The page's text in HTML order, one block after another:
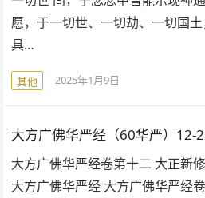
愿，于一切世、一切劫、一切国土
具…
其他 2025年1月9日
大方广佛华严经（60华严）12-
大方广佛华严经卷第十二 大正新
大方广佛华严经 大方广佛华严经